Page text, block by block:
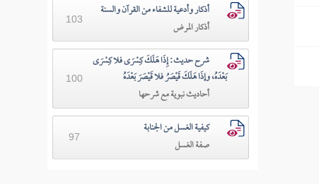
أذكار وأدعية للشفاء من القرآن والسنة
أذكار المرض
103
شرح حديث: إِذَا هَلَكَ كِسْرَى فلا كِسْرَى
بَعْدَهُ، وإذَا هَلَكَ قَيْصَرُ فلا قَيْصَرَ بَعْدَهُ
أحاديث نبوية مع شرحها
100
كيفية الغسل من الجنابة
صفة الغسل
97